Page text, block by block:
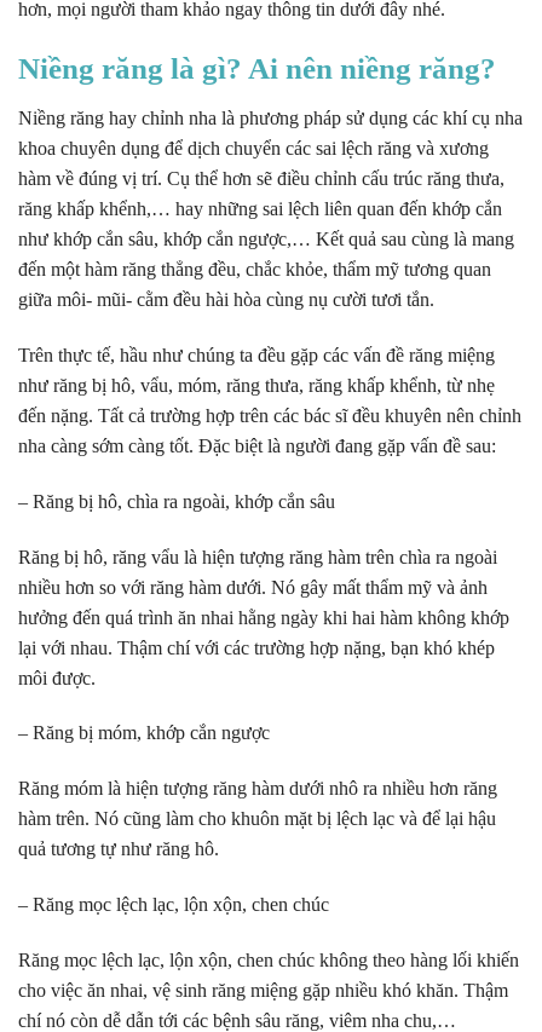
hơn, mọi người tham khảo ngay thông tin dưới đây nhé.
Niềng răng là gì? Ai nên niềng răng?
Niềng răng hay chỉnh nha là phương pháp sử dụng các khí cụ nha
khoa chuyên dụng để dịch chuyển các sai lệch răng và xương
hàm về đúng vị trí. Cụ thể hơn sẽ điều chỉnh cấu trúc răng thưa,
răng khấp khểnh,… hay những sai lệch liên quan đến khớp cắn
như khớp cắn sâu, khớp cắn ngược,… Kết quả sau cùng là mang
đến một hàm răng thẳng đều, chắc khỏe, thẩm mỹ tương quan
giữa môi- mũi- cằm đều hài hòa cùng nụ cười tươi tắn.
Trên thực tế, hầu như chúng ta đều gặp các vấn đề răng miệng
như răng bị hô, vẩu, móm, răng thưa, răng khấp khểnh, từ nhẹ
đến nặng. Tất cả trường hợp trên các bác sĩ đều khuyên nên chỉnh
nha càng sớm càng tốt. Đặc biệt là người đang gặp vấn đề sau:
– Răng bị hô, chìa ra ngoài, khớp cắn sâu
Răng bị hô, răng vẩu là hiện tượng răng hàm trên chìa ra ngoài
nhiều hơn so với răng hàm dưới. Nó gây mất thẩm mỹ và ảnh
hưởng đến quá trình ăn nhai hằng ngày khi hai hàm không khớp
lại với nhau. Thậm chí với các trường hợp nặng, bạn khó khép
môi được.
– Răng bị móm, khớp cắn ngược
Răng móm là hiện tượng răng hàm dưới nhô ra nhiều hơn răng
hàm trên. Nó cũng làm cho khuôn mặt bị lệch lạc và để lại hậu
quả tương tự như răng hô.
– Răng mọc lệch lạc, lộn xộn, chen chúc
Răng mọc lệch lạc, lộn xộn, chen chúc không theo hàng lối khiến
cho việc ăn nhai, vệ sinh răng miệng gặp nhiều khó khăn. Thậm
chí nó còn dễ dẫn tới các bệnh sâu răng, viêm nha chu,…